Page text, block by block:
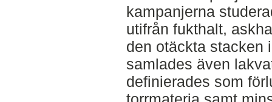
kampanjerna
utifrån fukthalt,
den otäckta stacken
samlades även
definierades som